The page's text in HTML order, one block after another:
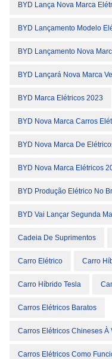
BYD Lança Nova Marca
BYD Lançamento Modelo
BYD Lançamento Nova
BYD Lançará Nova Marca
BYD Marca Elétricos 2023
BYD Nova Marca Carros
BYD Nova Marca De
BYD Nova Marca Elétricos
BYD Produção Elétrico No
BYD Vai Lançar Segunda
Cadeia De Suprimentos
Carro Elétrico Carro
Carro Híbrido Tesla
Carros Elétricos Baratos
Carros Elétricos Chineses À
Carros Elétricos Como